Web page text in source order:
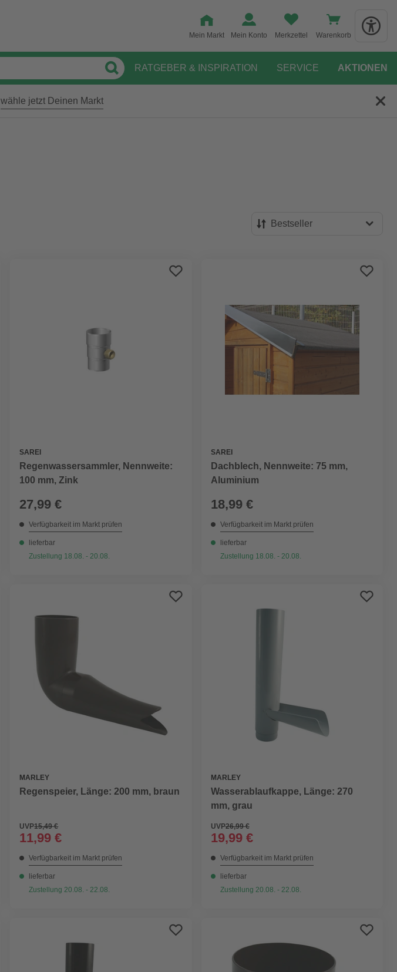
Mein Markt Mein Konto Merkzettel Warenkorb
RATGEBER & INSPIRATION SERVICE AKTIONEN
wähle jetzt Deinen Markt
Bestseller
Bewertung
SAREI
Regenwassersammler, Nennweite:
100 mm, Zink
27,99 €
Verfügbarkeit im Markt prüfen
lieferbar
Zustellung 18.08. - 20.08.
SAREI
Dachblech, Nennweite: 75 mm,
Aluminium
18,99 €
Verfügbarkeit im Markt prüfen
lieferbar
Zustellung 18.08. - 20.08.
MARLEY
Regenspeier, Länge: 200 mm, braun
UVP15,49 €
11,99 €
Verfügbarkeit im Markt prüfen
lieferbar
Zustellung 20.08. - 22.08.
MARLEY
Wasserablaufkappe, Länge: 270
mm, grau
UVP26,99 €
19,99 €
Verfügbarkeit im Markt prüfen
lieferbar
Zustellung 20.08. - 22.08.